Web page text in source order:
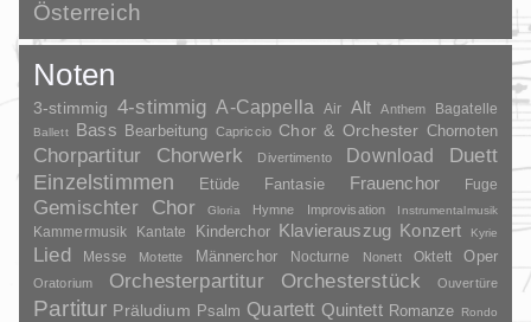
Österreich
Noten
3-stimmig 4-stimmig A-Cappella Air Alt Anthem Bagatelle
Ballett Bass Bearbeitung Capriccio Chor & Orchester Chornoten
Chorpartitur Chorwerk Divertimento Download
Duett
Einzelstimmen
Etüde Fantasie Frauenchor Fuge
Gemischter Chor Gloria Hymne Improvisation Instrumentalmusik
Kammermusik Kantate Kinderchor Klavierauszug Konzert Kyrie
Lied Messe Motette Männerchor Nocturne Nonett Oktett Oper
Oratorium Orchesterpartitur Orchesterstück Ouvertüre
Partitur Präludium Psalm Quartett Quintett Romanze Rondo